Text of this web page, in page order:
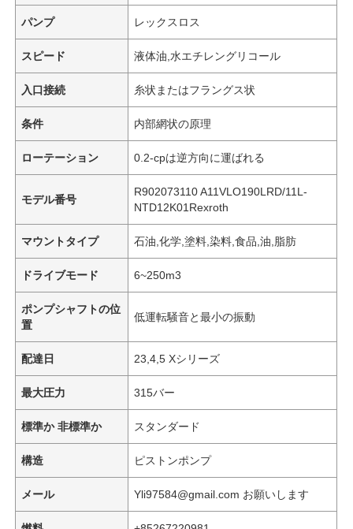
パンプ レックスロス
スピード 液体油,水エチレングリコール
入口接続 糸状またはフラングス状
条件 内部網状の原理
ローテーション 0.2-cpは逆方向に運ばれる
モデル番号
R902073110 A11VLO190LRD/11L-
NTD12K01Rexroth
マウントタイプ 石油,化学,塗料,染料,食品,油,脂肪
ドライブモード 6~250m3
ポンプシャフトの位
置
低運転騒音と最小の振動
配達日 23,4,5 Xシリーズ
最大圧力 315バー
標準か 非標準か スタンダード
構造 ピストンポンプ
メール Yli97584@gmail.com お願いします